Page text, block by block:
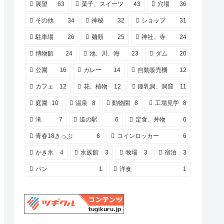
展望 63 菓子、スイーツ 43 穴場 36
その他 34 神秘 32 ショップ 31
駐車場 26 麺類 25 神社、寺 24
博物館 24 池、川、海 23 ダム 20
公園 16 カレー 14 自動販売機 12
カフェ 12 花、植物 12 鍾乳洞、洞窟 11
庭園 10 温泉 8 動物園 8 工場見学 8
滝 7 道の駅 6 定食、丼物 6
青春18きっぷ 6 コインロッカー 6
かき氷 4 水族館 3 牧場 3 宿泊 3
パン 1 洋食 1